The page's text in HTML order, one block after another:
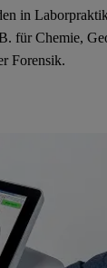
in
für Chemie,
Forensik.